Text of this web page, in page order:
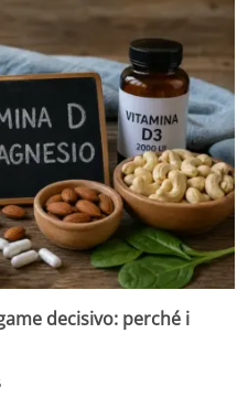
decisivo: perché i